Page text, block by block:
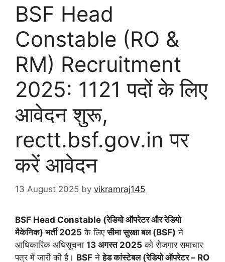
BSF Head
Constable (RO &
RM) Recruitment
2025: 1121 पदों के लिए
आवेदन शुरू,
rectt.bsf.gov.in पर
करें आवेदन
13 August 2025 by vikramraj145
BSF Head Constable (रेडियो ऑपरेटर और रेडियो
मैकेनिक) भर्ती 2025 के लिएसीमा सुरक्षा बल (BSF) ने
आधिकारिक अधिसूचना 13 अगस्त 2025 को रोजगार समाचार
पत्र में जारी की है। BSF नेहेड कांस्टेबल (रेडियो ऑपरेटर – RO